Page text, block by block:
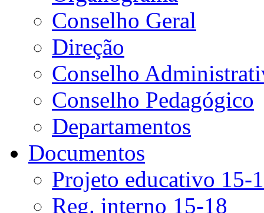
Conselho Geral
Direção
Conselho
Conselho Pedagógico
Departamentos
Documentos
Projeto educativo 15-
Reg. interno 15-18